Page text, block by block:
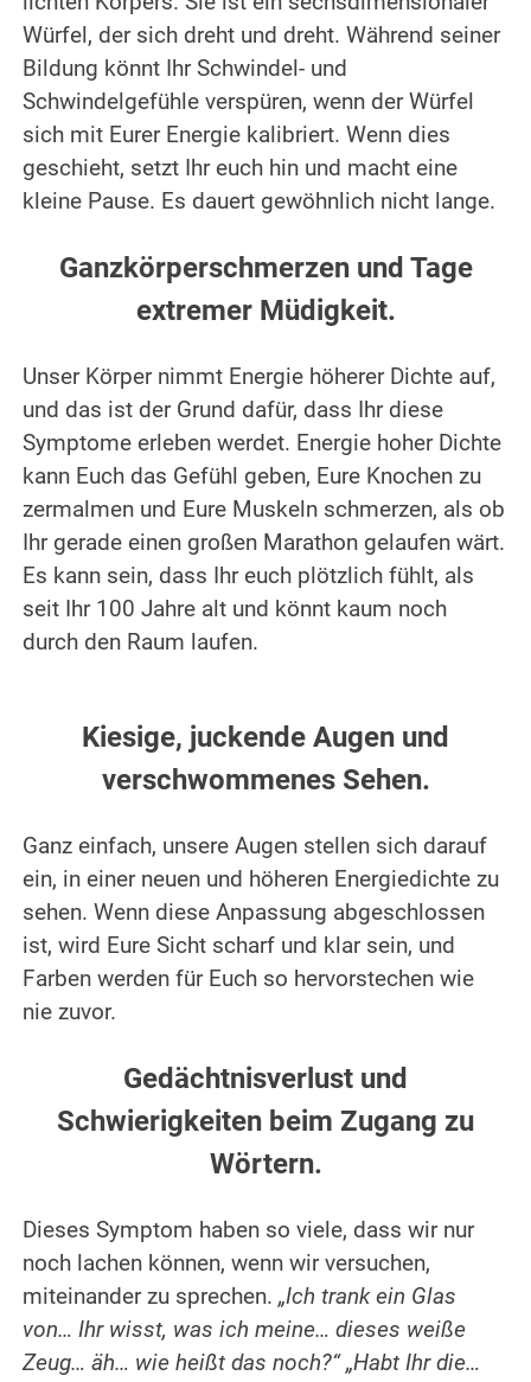
Würfel, der sich dreht und dreht. Während seiner
Bildung könnt Ihr Schwindel- und
Schwindelgefühle verspüren, wenn der Würfel
sich mit Eurer Energie kalibriert. Wenn dies
geschieht, setzt Ihr euch hin und macht eine
kleine Pause. Es dauert gewöhnlich nicht lange.
Ganzkörperschmerzen und Tage
extremer Müdigkeit.
Unser Körper nimmt Energie höherer Dichte auf,
und das ist der Grund dafür, dass Ihr diese
Symptome erleben werdet. Energie hoher Dichte
kann Euch das Gefühl geben, Eure Knochen zu
zermalmen und Eure Muskeln schmerzen, als ob
Ihr gerade einen großen Marathon gelaufen wärt.
Es kann sein, dass Ihr euch plötzlich fühlt, als
seit Ihr 100 Jahre alt und könnt kaum noch
durch den Raum laufen.
Kiesige, juckende Augen und
verschwommenes Sehen.
Ganz einfach, unsere Augen stellen sich darauf
ein, in einer neuen und höheren Energiedichte zu
sehen. Wenn diese Anpassung abgeschlossen
ist, wird Eure Sicht scharf und klar sein, und
Farben werden für Euch so hervorstechen wie
nie zuvor.
Gedächtnisverlust und
Schwierigkeiten beim Zugang zu
Wörtern.
Dieses Symptom haben so viele, dass wir nur
noch lachen können, wenn wir versuchen,
miteinander zu sprechen.„Ich trank ein Glas
von… Ihr wisst, was ich meine… dieses weiße
Zeug… äh… wie heißt das noch?“ „Habt Ihr die…